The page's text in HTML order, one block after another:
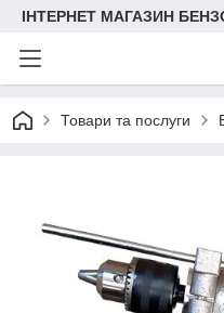
ІНТЕРНЕТ МАГАЗИН
Товари та послуги